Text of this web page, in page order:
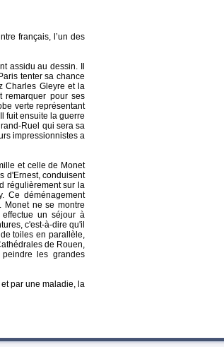
français, l’un des
assidu au dessin. Il
tenter sa chance
Charles Gleyre et la
remarquer pour ses
verte représentant
fuit ensuite la guerre
Ruel qui sera sa
impressionnistes a
et celle de Monet
d'Ernest, conduisent
régulièrement sur la
Ce déménagement
Monet ne se montre
effectue un séjour à
c'est-à-dire qu'il
toiles en parallèle,
de Rouen,
les grandes
par une maladie, la